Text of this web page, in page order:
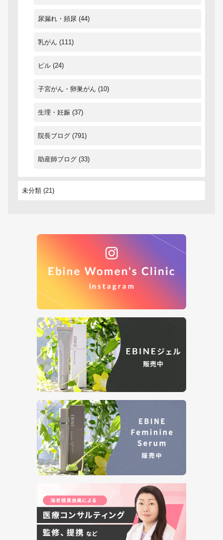
尿漏れ・頻尿 (44)
乳がん (111)
ピル (24)
子宮がん・卵巣がん (10)
生理・妊娠 (37)
院長ブログ (791)
助産師ブログ (33)
未分類 (21)